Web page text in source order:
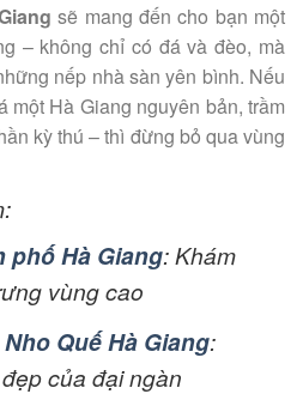
sẽ mang đến cho bạn một
– không chỉ có đá và đèo, mà
nếp nhà sàn yên bình. Nếu
một Hà Giang nguyên bản, trầm
kỳ thú – thì đừng bỏ qua vùng
phố Hà Giang: Khám
vùng cao
Quế Hà Giang:
của đại ngàn